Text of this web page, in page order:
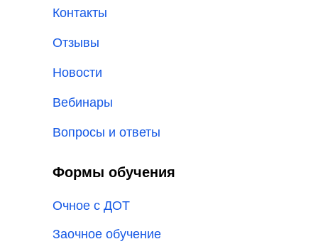
Контакты
Отзывы
Новости
Вебинары
Вопросы и ответы
Формы обучения
Заочное обучение
Очное с ДОТ